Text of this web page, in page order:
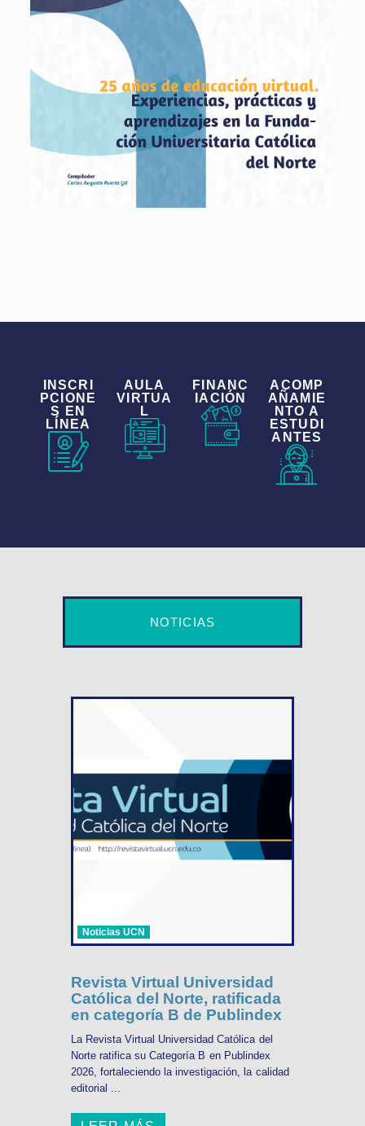
INSCRI
PCIONE
S EN
LÍNEA
AULA
VIRTUA
L
FINANC
IACIÓN
ACOMP
AÑAMIE
NTO A
ESTUDI
ANTES
NOTICIAS
Noticias UCN
Revista Virtual Universidad
Católica del Norte, ratificada
en categoría B de Publindex
La Revista Virtual Universidad Católica del
Norte ratifica su Categoría B en Publindex
2026, fortaleciendo la investigación, la calidad
editorial ...